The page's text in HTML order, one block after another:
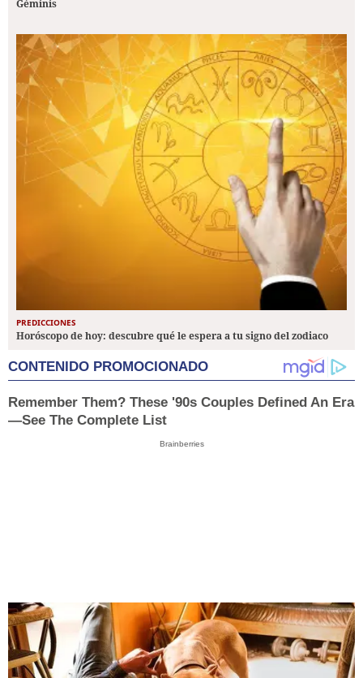
Géminis
PREDICCIONES
Horóscopo de hoy: descubre qué le espera a tu signo del zodiaco
CONTENIDO PROMOCIONADO
Remember Them? These '90s Couples Defined An Era
—See The Complete List
Brainberries